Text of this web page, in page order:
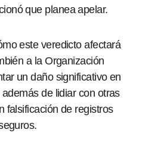
que planea apelar.
este veredicto afectará
a la Organización
un daño significativo en
de lidiar con otras
falsificación de registros